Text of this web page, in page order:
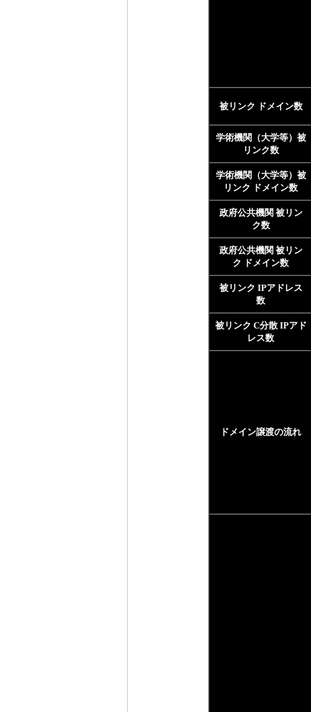
被リンク ドメイン数
学術機関（大学等）被
リンク数
学術機関（大学等）被
リンク ドメイン数
政府公共機関 被リン
ク数
政府公共機関 被リン
ク ドメイン数
被リンク IPアドレス
数
被リンク C分散 IPアド
レス数
ドメイン譲渡の流れ